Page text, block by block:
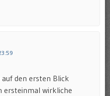
auf den ersten Blick
ersteinmal wirkliche